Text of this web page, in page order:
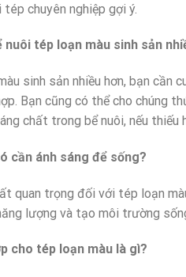
chuyên nghiệp gợi ý.
nuôi tép loạn màu sinh sản
sinh sản nhiều hơn, bạn cần
Bạn cũng có thể cho chúng
chất trong bể nuôi, nếu thiếu
cần ánh sáng để sống?
quan trọng đối với tép loạn
lượng và tạo môi trường
cho tép loạn màu là gì?